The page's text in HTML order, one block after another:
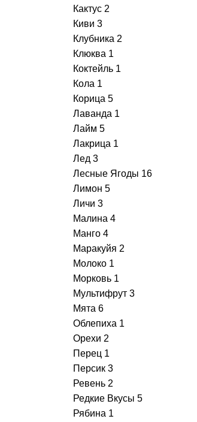
Snobless
Spectrum
StarLine
Take
Trofimoffs
Сарма
Северный
Хулиган
Кактус 2
Киви 3
Клубника 2
Клюква 1
Коктейль 1
Кола 1
Корица 5
Лаванда 1
Лайм 5
Лакрица 1
Лед 3
Лесные Ягоды 16
Лимон 5
Личи 3
Малина 4
Манго 4
Маракуйя 2
Молоко 1
Морковь 1
Мультифрут 3
Мята 6
Облепиха 1
Орехи 2
Перец 1
Персик 3
Ревень 2
Редкие Вкусы 5
Рябина 1